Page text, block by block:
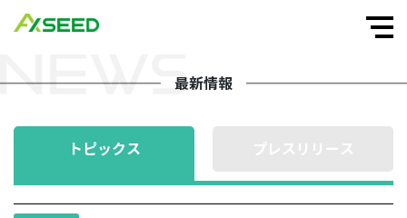
最新情報
トピックス